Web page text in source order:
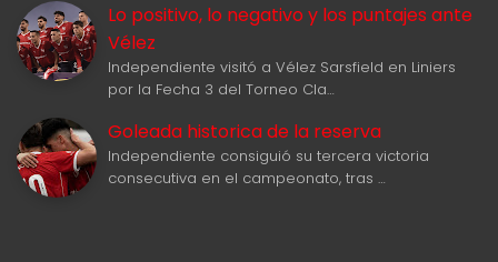
Lo positivo, lo negativo y los puntajes ante
Vélez
Independiente visitó a Vélez Sarsfield en Liniers
por la Fecha 3 del Torneo Cla…
Goleada historica de la reserva
Independiente consiguió su tercera victoria
consecutiva en el campeonato, tras …